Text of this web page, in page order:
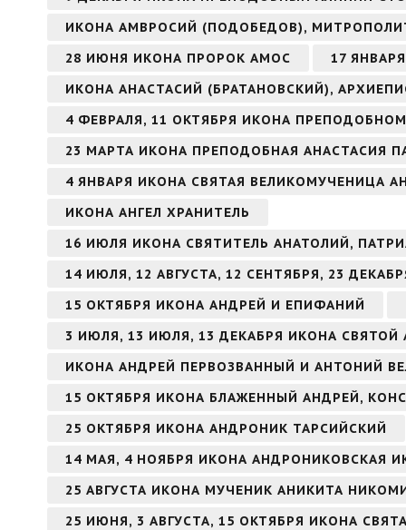
ИКОНА АМВРОСИЙ (ПОДОБЕДОВ),
28 ИЮНЯ ИКОНА ПРОРОК АМОС
17
ИКОНА АНАСТАСИЙ (БРАТАНОВСКИЙ),
4 ФЕВРАЛЯ, 11 ОКТЯБРЯ ИКОНА
23 МАРТА ИКОНА ПРЕПОДОБНАЯ АНАСТАСИЯ
4 ЯНВАРЯ ИКОНА СВЯТАЯ ВЕЛИКОМУЧЕНИЦА
ИКОНА АНГЕЛ ХРАНИТЕЛЬ
16 ИЮЛЯ ИКОНА СВЯТИТЕЛЬ АНАТОЛИЙ,
14 ИЮЛЯ, 12 АВГУСТА, 12 СЕНТЯБРЯ, 23
15 ОКТЯБРЯ ИКОНА АНДРЕЙ И ЕПИФАНИЙ
3 ИЮЛЯ, 13 ИЮЛЯ, 13 ДЕКАБРЯ ИКОНА
ИКОНА АНДРЕЙ ПЕРВОЗВАННЫЙ И АНТОНИЙ
15 ОКТЯБРЯ ИКОНА БЛАЖЕННЫЙ АНДРЕЙ,
25 ОКТЯБРЯ ИКОНА АНДРОНИК ТАРСИЙСКИЙ
14 МАЯ, 4 НОЯБРЯ ИКОНА АНДРОНИКОВСКАЯ
25 АВГУСТА ИКОНА МУЧЕНИК АНИКИТА
25 ИЮНЯ, 3 АВГУСТА, 15 ОКТЯБРЯ ИКОНА